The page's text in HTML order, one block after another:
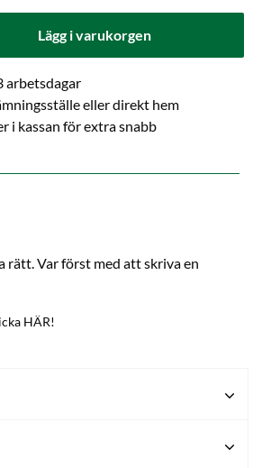
Lägg i varukorgen
arbetsdagar
eller direkt hem
i kassan för extra snabb
rätt. Var först med att skriva en
HÄR!